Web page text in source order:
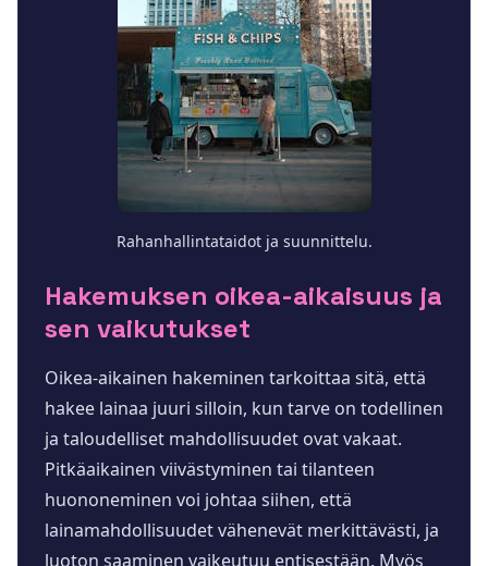
Rahanhallintataidot ja suunnittelu.
Hakemuksen oikea-aikaisuus ja
sen vaikutukset
Oikea-aikainen hakeminen tarkoittaa sitä, että
hakee lainaa juuri silloin, kun tarve on todellinen
ja taloudelliset mahdollisuudet ovat vakaat.
Pitkäaikainen viivästyminen tai tilanteen
huononeminen voi johtaa siihen, että
lainamahdollisuudet vähenevät merkittävästi, ja
luoton saaminen vaikeutuu entisestään. Myös